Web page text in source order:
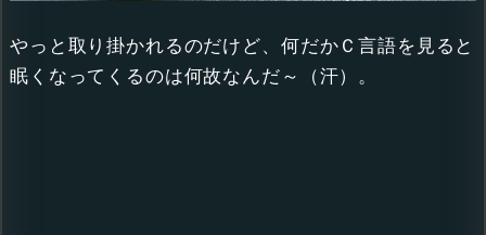
やっと取り掛かれるのだけど、何だかＣ言語を見ると
眠くなってくるのは何故なんだ～（汗）。